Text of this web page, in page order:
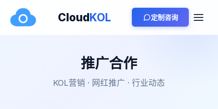
CloudKOL 定制咨询
推广合作
KOL营销 · 网红推广 · 行业动态